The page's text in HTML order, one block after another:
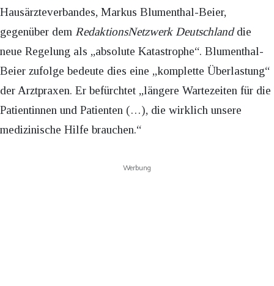
Hausärzteverbandes, Markus Blumenthal-Beier,
gegenüber dem RedaktionsNetzwerk Deutschlanddie
neue Regelung als „absolute Katastrophe“. Blumenthal-
Beier zufolge bedeute dies eine „komplette Überlastung“
der Arztpraxen. Er befürchtet „längere Wartezeiten für die
Patientinnen und Patienten (…), die wirklich unsere
medizinische Hilfe brauchen.“
Werbung